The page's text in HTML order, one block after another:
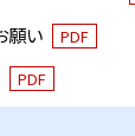
願い
PDF
PDF